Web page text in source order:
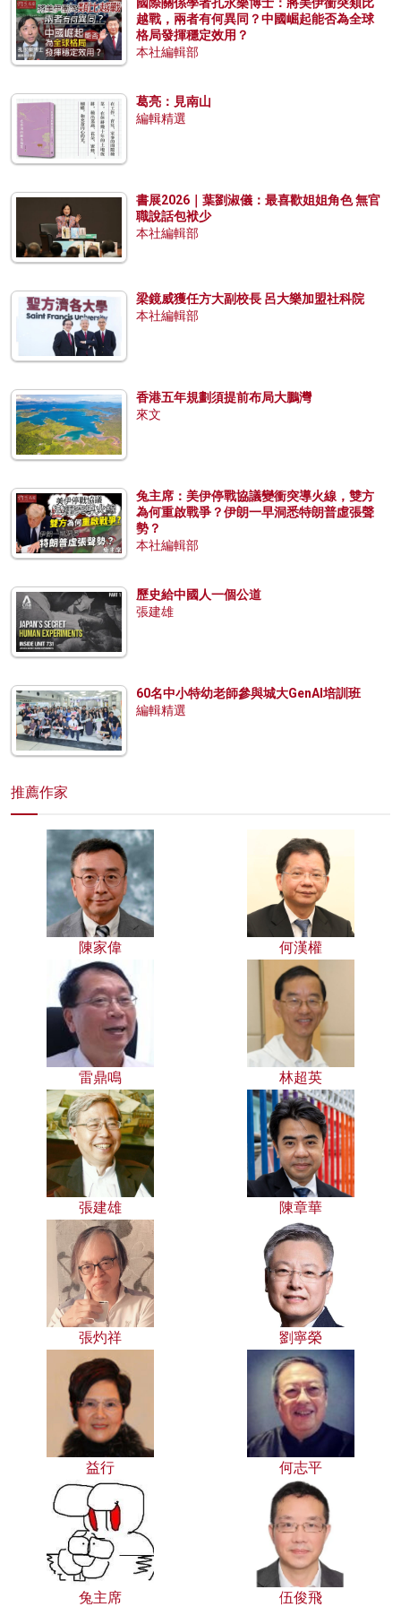
國際關係學者孔永樂博士：將美伊衝突類比
越戰，兩者有何異同？中國崛起能否為全球
格局發揮穩定效用？
本社編輯部
葛亮：見南山
編輯精選
書展2026｜葉劉淑儀：最喜歡姐姐角色 無官
職說話包袱少
本社編輯部
梁鏡威獲任方大副校長 呂大樂加盟社科院
本社編輯部
香港五年規劃須提前布局大鵬灣
來文
兔主席：美伊停戰協議變衝突導火線，雙方
為何重啟戰爭？伊朗一早洞悉特朗普虛張聲
勢？
本社編輯部
歷史給中國人一個公道
張建雄
60名中小特幼老師參與城大GenAI培訓班
編輯精選
推薦作家
陳家偉 何漢權
雷鼎鳴 林超英
張建雄 陳章華
張灼祥 劉寧榮
益行 何志平
兔主席 伍俊飛